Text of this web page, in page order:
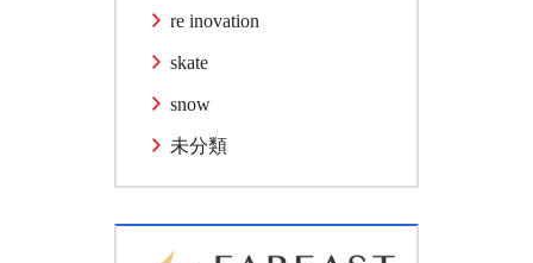
re inovation
skate
snow
未分類